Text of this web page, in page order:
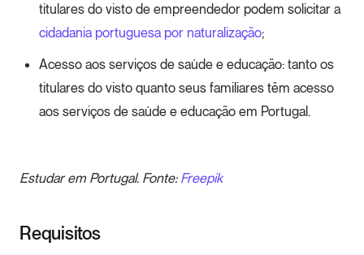
titulares do visto de empreendedor podem solicitar a
cidadania portuguesa por naturalização;
Acesso aos serviços de saúde e educação: tanto os
titulares do visto quanto seus familiares têm acesso
aos serviços de saúde e educação em Portugal.
Estudar em Portugal. Fonte: Freepik
Requisitos